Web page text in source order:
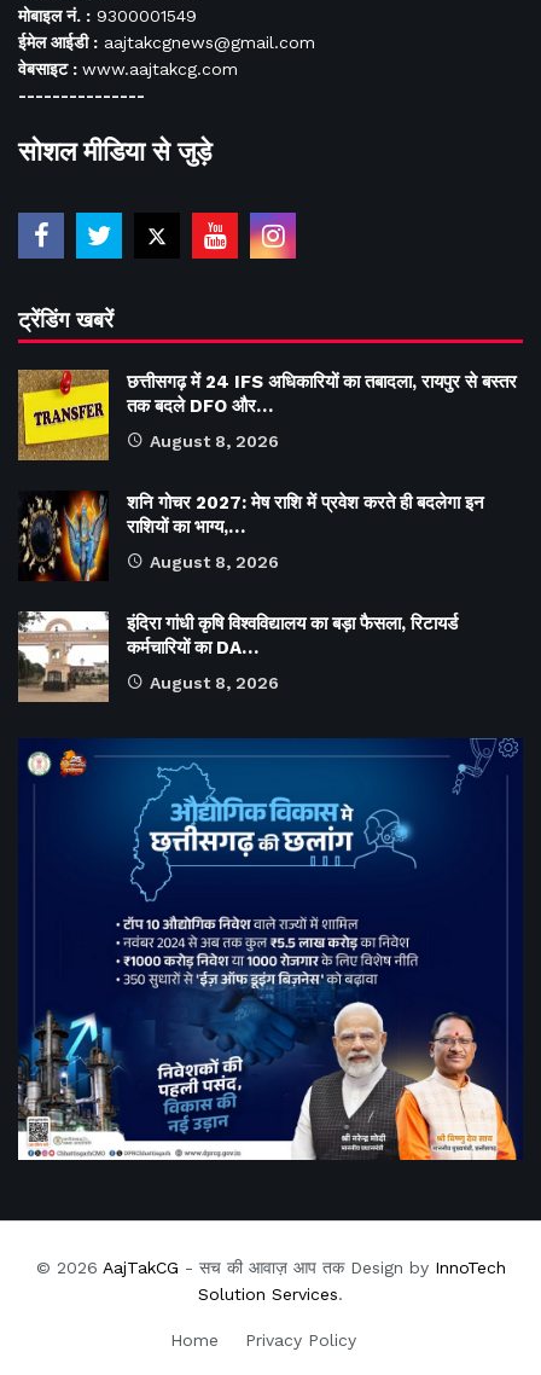
मोबाइल नं. : 9300001549
ईमेल आईडी : aajtakcgnews@gmail.com
वेबसाइट : www.aajtakcg.com
---------------
सोशल मीडिया से जुड़े
ट्रेंडिंग खबरें
छत्तीसगढ़ में 24 IFS अधिकारियों का तबादला, रायपुर से बस्तर
तक बदले DFO और…
August 8, 2026
शनि गोचर 2027: मेष राशि में प्रवेश करते ही बदलेगा इन
राशियों का भाग्य,…
August 8, 2026
इंदिरा गांधी कृषि विश्वविद्यालय का बड़ा फैसला, रिटायर्ड
कर्मचारियों का DA…
August 8, 2026
© 2026 AajTakCG - सच की आवाज़ आप तक Design by InnoTech
Solution Services.
Home Privacy Policy